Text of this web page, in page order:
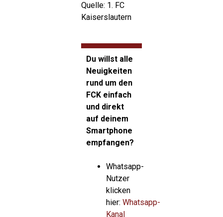
Quelle: 1. FC
Kaiserslautern
Du willst alle
Neuigkeiten
rund um den
FCK einfach
und direkt
auf deinem
Smartphone
empfangen?
Whatsapp-
Nutzer
klicken
hier: Whatsapp-
Kanal